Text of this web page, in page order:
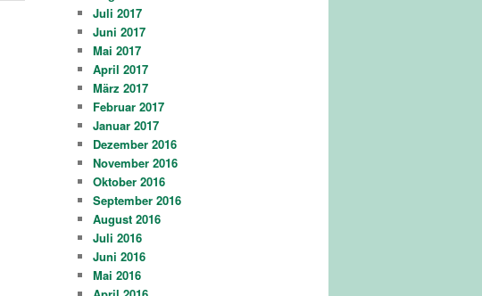
Juli 2017
Juni 2017
Mai 2017
April 2017
März 2017
Februar 2017
Januar 2017
Dezember 2016
November 2016
Oktober 2016
September 2016
August 2016
Juli 2016
Juni 2016
Mai 2016